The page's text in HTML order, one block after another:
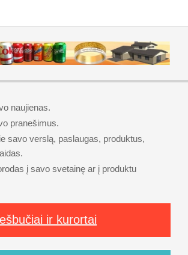
naujienas.
pranešimus.
savo verslą, paslaugas, produktus,
į savo svetainę ar į produktu
ir kurortai